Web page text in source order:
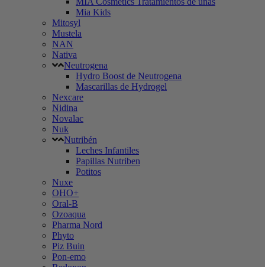
Mia Kids
Mitosyl
Mustela
NAN
Nativa
Neutrogena
Hydro Boost de Neutrogena
Mascarillas de Hydrogel
Nexcare
Nidina
Novalac
Nuk
Nutribén
Leches Infantiles
Papillas Nutriben
Potitos
Nuxe
OHO+
Oral-B
Ozoaqua
Pharma Nord
Phyto
Piz Buin
Pon-emo